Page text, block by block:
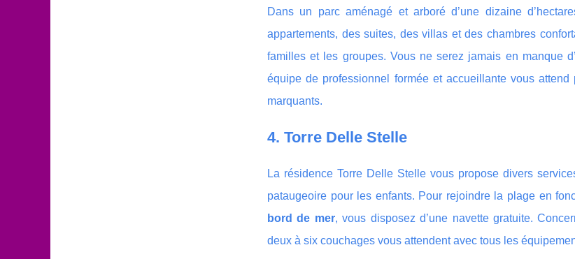
Dans un parc aménagé et arboré d’une dizaine
appartements, des suites, des villas et des chambres
familles et les groupes. Vous ne serez jamais en manque
équipe de professionnel formée et accueillante vous
marquants.
4. Torre Delle Stelle
La résidence Torre Delle Stelle vous propose divers
pataugeoire pour les enfants. Pour rejoindre la plage en
bord de mer, vous disposez d’une navette gratuite.
deux à six couchages vous attendent avec tous les